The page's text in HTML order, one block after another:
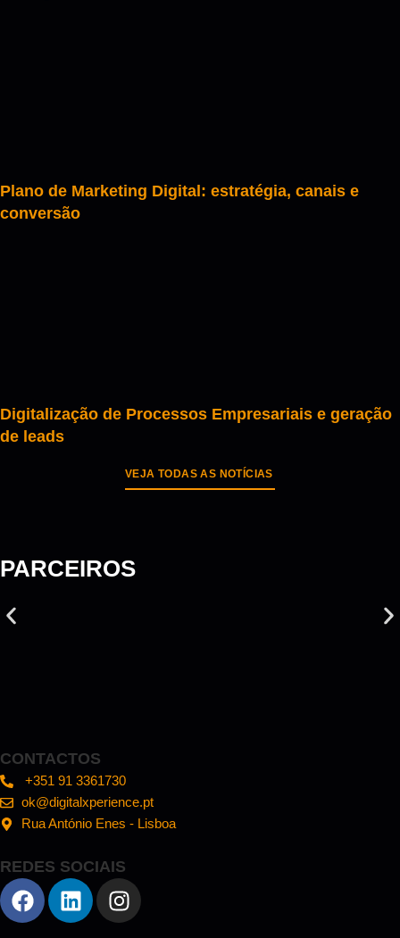
Plano de Marketing Digital: estratégia, canais e
conversão
Digitalização de Processos Empresariais e geração
de leads
VEJA TODAS AS NOTÍCIAS
PARCEIROS
CONTACTOS
+351 91 3361730
ok@digitalxperience.pt
Rua António Enes - Lisboa
REDES SOCIAIS